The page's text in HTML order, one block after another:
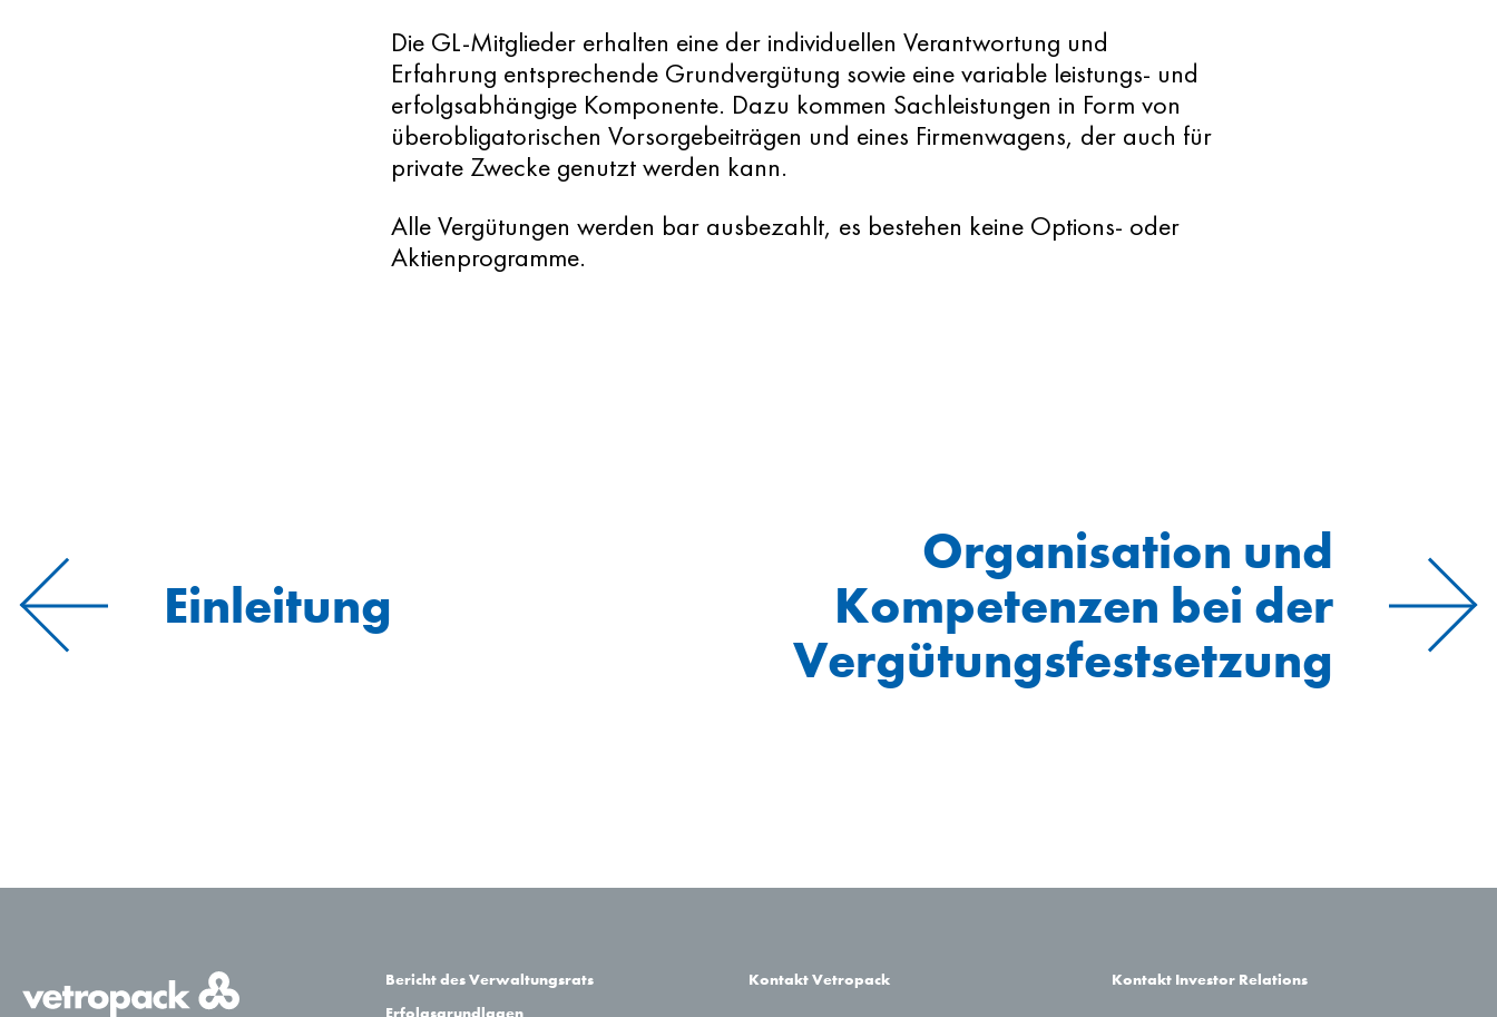
Die GL-Mitglieder erhalten eine der individuellen Verantwortung und
Erfahrung entsprechende Grundvergütung sowie eine variable leistungs- und
erfolgsabhängige Komponente. Dazu kommen Sachleistungen in Form von
überobligatorischen Vorsorgebeiträgen und eines Firmenwagens, der auch für
private Zwecke genutzt werden kann.
Alle Vergütungen werden bar ausbezahlt, es bestehen keine Options- oder
Aktienprogramme.
Einleitung
Organisation und
Kompetenzen bei der
Vergütungsfestsetzung
Bericht des Verwaltungsrats
Erfolgsgrundlagen
Kontakt Vetropack Kontakt Investor Relations